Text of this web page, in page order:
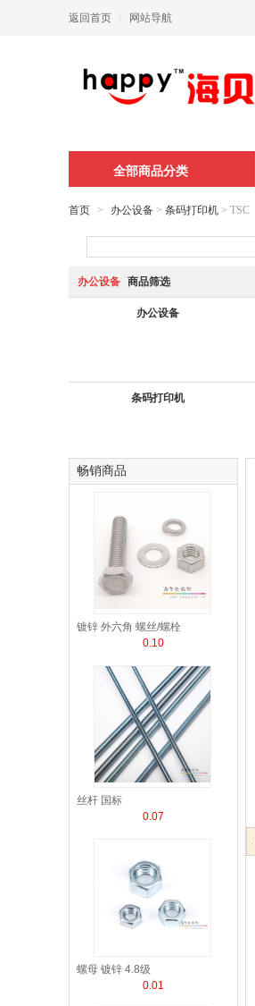
返回首页 网站导航
全部商品分类
首页 > 办公设备 > 条码打印机 > TSC
办公设备 商品筛选
办公设备
条码打印机
畅销商品
镀锌 外六角 螺丝/螺栓
0.10
丝杆 国标
0.07
螺母 镀锌 4.8级
0.01